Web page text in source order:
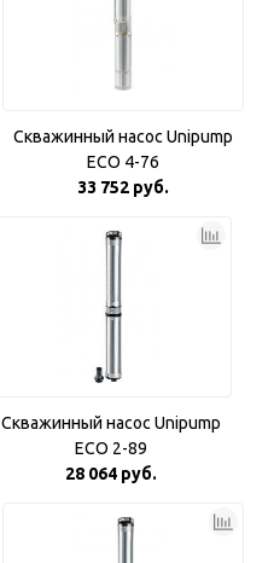
Скважинный насос Unipump
ECO 4-76
33 752 руб.
Скважинный насос Unipump
ECO 2-89
28 064 руб.